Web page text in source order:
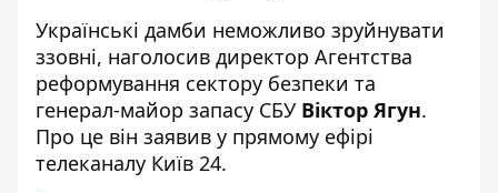
Українські дамби неможливо зруйнувати
ззовні, наголосив директор Агентства
реформування сектору безпеки та
генерал-майор запасу СБУ Віктор Ягун.
Про це він заявив у прямому ефірі
телеканалу Київ 24.